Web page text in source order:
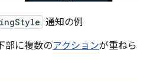
通知の例
部に複数のアクションが重ねら